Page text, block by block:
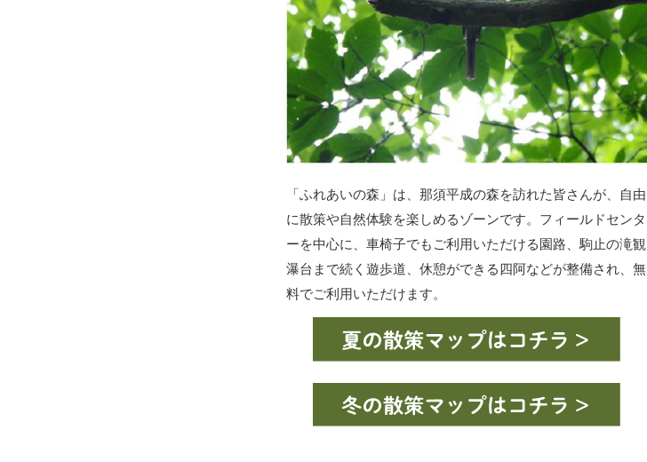
「ふれあいの森」は、那須平成の森を訪れた皆さんが、自由
に散策や自然体験を楽しめるゾーンです。フィールドセンタ
ーを中心に、車椅子でもご利用いただける園路、駒止の滝観
瀑台まで続く遊歩道、休憩ができる四阿などが整備され、無
料でご利用いただけます。